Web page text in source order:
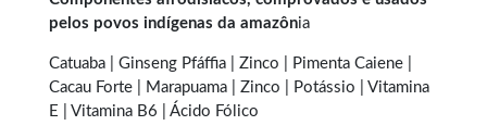
pelos povos indígenas da amazônia
Catuaba | Ginseng Pfáffia | Zinco | Pimenta Caiene |
Cacau Forte | Marapuama | Zinco | Potássio | Vitamina
E | Vitamina B6 | Ácido Fólico